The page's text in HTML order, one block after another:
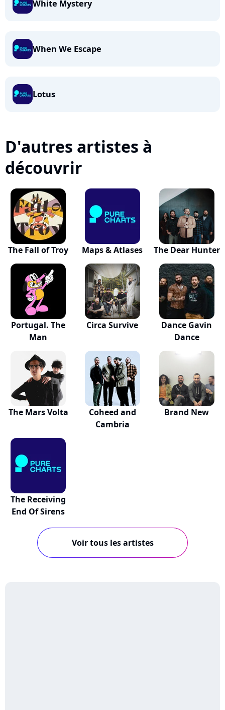
White Mystery
When We Escape
Lotus
D'autres artistes à
découvrir
The Fall of Troy Maps & Atlases The Dear Hunter
Portugal. The
Man
Circa Survive
Dance Gavin
Dance
The Mars Volta
Coheed and
Cambria
Brand New
The Receiving
End Of Sirens
Voir tous les artistes